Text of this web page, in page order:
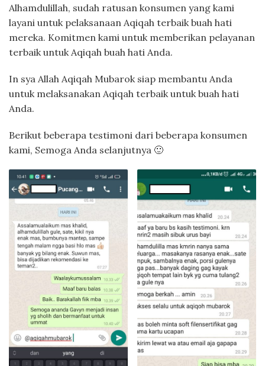
Alhamdulillah, sudah ratusan konsumen yang kami
layani untuk pelaksanaan Aqiqah terbaik buah hati
mereka. Komitmen kami untuk memberikan pelayanan
terbaik untuk Aqiqah buah hati Anda.
In sya Allah Aqiqah Mubarok siap membantu Anda
untuk melaksanakan Aqiqah terbaik untuk buah hati
Anda.
Berikut beberapa testimoni dari beberapa konsumen
kami, Semoga Anda selanjutnya 🙂